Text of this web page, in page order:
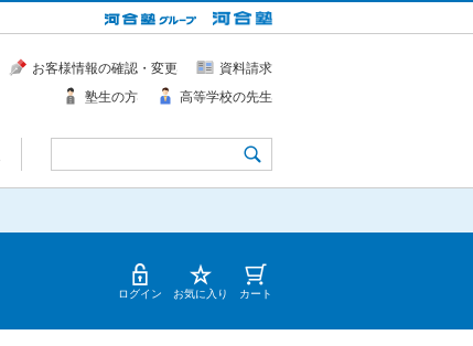
お客様情報の確認・変更
資料請求
塾生の方
高等学校の先生
ログイン お気に入り カート